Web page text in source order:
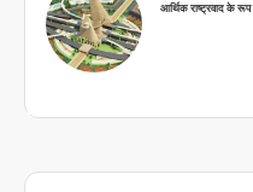
आर्थिक राष्ट्रवाद के